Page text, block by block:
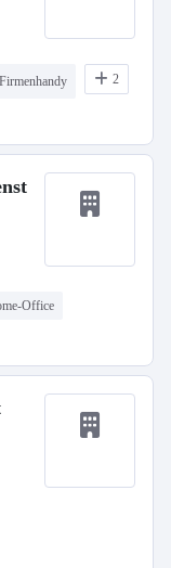
Firmenhandy 2
Office